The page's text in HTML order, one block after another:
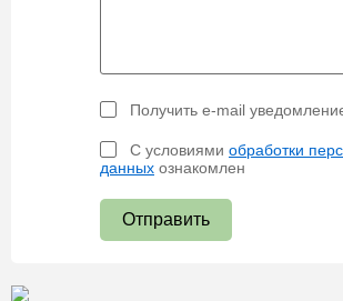
Получить e-mail
С условиями обработки
данных ознакомлен
Отправить